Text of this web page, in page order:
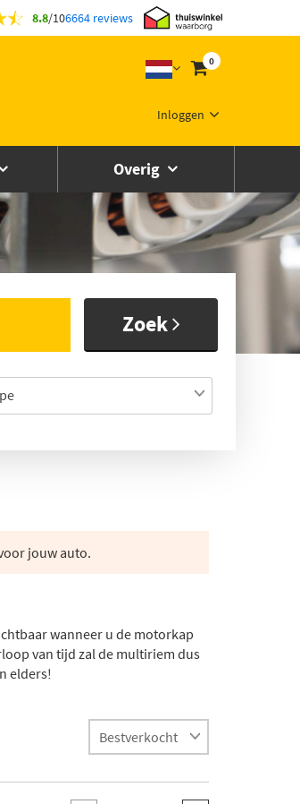
8.8/106664 reviews
0
Inloggen
Overig
Zoek
jouw auto.
wanneer u de motorkap
van tijd zal de multiriem dus
elders!